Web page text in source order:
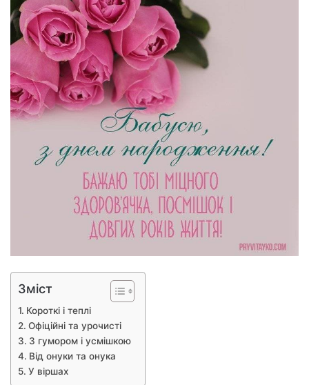
Зміст
Короткі і теплі
Офіційні та урочисті
З гумором і усмішкою
Від онуки та онука
У віршах